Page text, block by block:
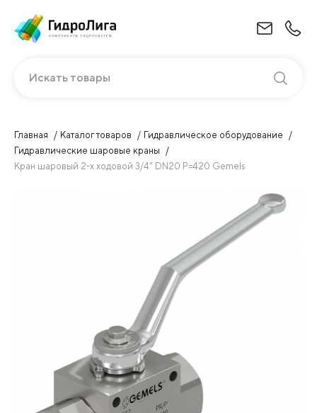
Искать товары
Главная Каталог товаров
Гидравлическое оборудование
Гидравлические шаровые краны
Кран шаровый 2-х ходовой 3/4" DN20 P=420 Gemels